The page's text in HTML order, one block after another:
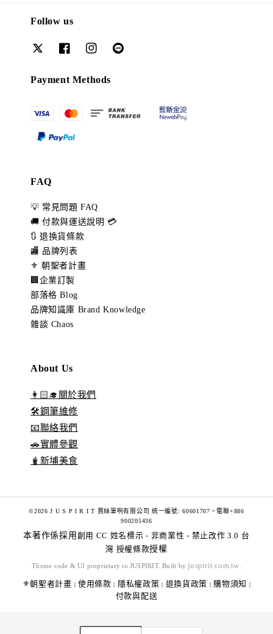
Follow us
Payment Methods
FAQ
💡 常見問題 FAQ
🚚 付款與運送說明 💳
🔃 退換貨條款
🏬 品牌列表
⚜️ 朝聖者計畫
🏢企業訂製
部落格 Blog
品牌知識庫 Brand Knowledge
雜談 Chaos
About Us
👩🏻‍🎓關於我們
🛠️鋼筆維修
📧聯絡我們
🚗實體參觀
🧋新埔美食
©2026 J U S P I R I T 賈絲筆咧有限公司 統一編號: 60601707。電聯+886
900205436
本著作係採用 創用 CC 姓名標示 - 非商業性 - 禁止改作 3.0 台
灣 授權條款授權
Theme code & UI proprietary to JUSPIRIT. Built by juspirit.com.tw
⚜️朝聖者計畫 | 使用條款 | 隱私權政策 | 退換貨政策 | 購物須知 |
付款與配送